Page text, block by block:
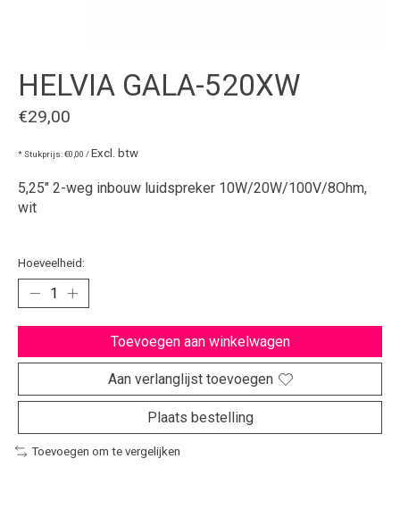
HELVIA GALA-520XW
€29,00
* Stukprijs: €0,00 /Excl. btw
5,25" 2-weg inbouw luidspreker 10W/20W/100V/8Ohm,
wit
Hoeveelheid:
Toevoegen aan winkelwagen
Aan verlanglijst toevoegen
Plaats bestelling
Toevoegen om te vergelijken